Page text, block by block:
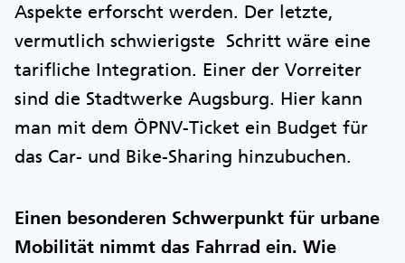
Aspekte erforscht werden. Der letzte,
vermutlich schwierigste Schritt wäre eine
tarifliche Integration. Einer der Vorreiter
sind die Stadtwerke Augsburg. Hier kann
man mit dem ÖPNV-Ticket ein Budget für
das Car- und Bike-Sharing hinzubuchen.
Einen besonderen Schwerpunkt für urbane
Mobilität nimmt das Fahrrad ein. Wie